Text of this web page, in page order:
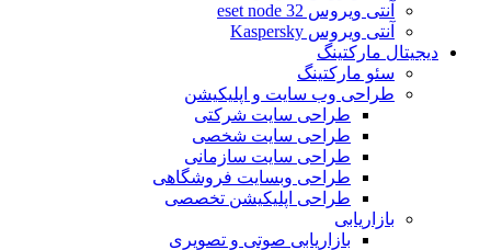
آنتی ویروس 32 eset node
آنتی ویروس Kaspersky
دیجیتال مارکتینگ
سئو مارکتینگ
طراحی وب سایت و اپلیکیشن
طراحی سایت شرکتی
طراحی سایت شخصی
طراحی سایت سازمانی
طراحی وبسایت فروشگاهی
طراحی اپلیکیشن تخصصی
بازاریابی
بازاریابی صوتی و تصویری